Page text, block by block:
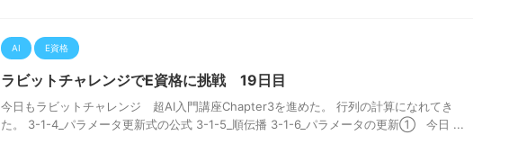
AI E資格
ラビットチャレンジでE資格に挑戦 19日目
今日もラビットチャレンジ 超AI入門講座Chapter3を進めた。 行列の計算になれてき
た。 3-1-4_パラメータ更新式の公式 3-1-5_順伝播 3-1-6_パラメータの更新① 今日 ...